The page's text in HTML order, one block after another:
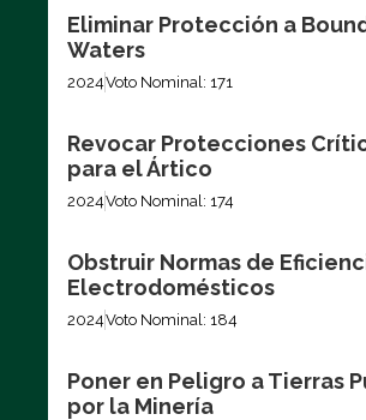
Eliminar Protección a
Waters
2024Voto Nominal: 171
Revocar Protecciones
para el Ártico
2024Voto Nominal: 174
Obstruir Normas de
Electrodomésticos
2024Voto Nominal: 184
Poner en Peligro a Tierras
por la Minería